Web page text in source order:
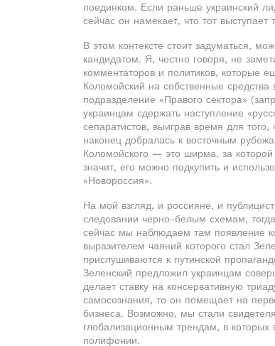
поединком. Если раньше украинский
сейчас он намекает, что тот выступает
В этом контексте стоит задуматься,
кандидатом. Я, честно говоря, не
комментаторов и политиков, которые
Коломойский на собственные
подразделение «Правого сектора»
украинцам сдержать наступление
сепаратистов, выиграв время для
наконец добралась к восточным
Коломойского — это ширма, за
значит, его можно подкупить и
«Новороссия».
На мой взгляд, и россияне, и
следовании черно-белым схемам,
сейчас мы наблюдаем там появление
выразителем чаяний которого стал
прислушиваются к путинской
Зеленский предложил украинцам
делает ставку на консервативную
самосознания, то он помещает на
бизнеса. Возможно, мы стали
глобализационным трендам, в которых
полифонии.